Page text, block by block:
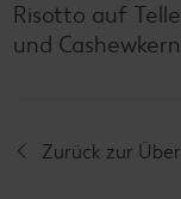
Risotto auf
und
Zurück zur